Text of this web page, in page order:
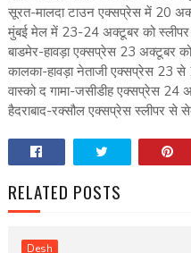
सूरत-मालदा टाउन एक्सप्रेस में 20
मुंबई मेल में 23-24 अक्टूबर को
बाडमेर-हावड़ा एक्सप्रेस 23 अक्टूबर
कालका-हावड़ा नेताजी एक्सप्रेस 23
वास्को द गामा-जसीडीह एक्सप्रेस 24
हैदराबाद-रक्सौल एक्सप्रेस स्लीपर
RELATED POSTS
Desh